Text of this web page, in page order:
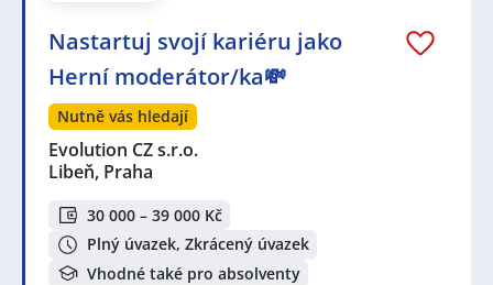
Nastartuj svojí kariéru jako
Herní moderátor/ka💸
Nutně vás hledají
Evolution CZ s.r.o.
Libeň, Praha
30 000 – 39 000 Kč
Plný úvazek, Zkrácený úvazek
Vhodné také pro absolventy